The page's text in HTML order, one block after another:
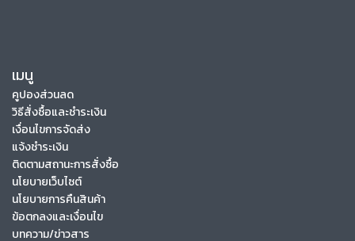
เมนู
คูปองส่วนลด
วิธีสั่งซื้อและชำระเงิน
เงื่อนไขการจัดส่ง
แจ้งชำระเงิน
ติดตามสถานะการสั่งซื้อ
นโยบายเว็บไซต์
นโยบายการคืนสินค้า
ข้อตกลงและเงื่อนไข
บทความ/ข่าวสาร